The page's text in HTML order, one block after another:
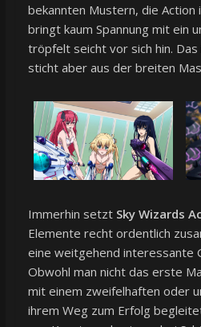
bekannten Mustern, die
bringt kaum Spannung mit ein
tröpfelt seicht vor sich hin.
sticht aber aus der breiten
Immerhin setzt Sky Wizards
Elemente recht ordentlich
eine weitgehend interessante
Obwohl man nicht das erste
mit einem zweifelhaften oder
ihrem Weg zum Erfolg